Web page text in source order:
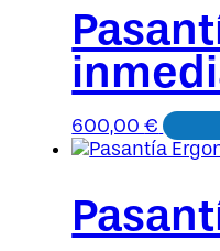
600,00€